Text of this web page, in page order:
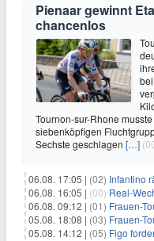
Pienaar gewinnt
chancenlos
Tournon-sur-Rhone
siebenköpfigen
Sechste geschlagen […]
06.08. 17:05 | (02) Infantino
06.08. 16:05 | (00) Real-
06.08. 09:12 | (01) Frauen-Tour
05.08. 18:08 | (03) Frauen-
05.08. 14:12 | (05) Figo